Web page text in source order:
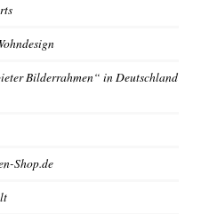
Bilderrahmen“ in Deutschland
Shop.de